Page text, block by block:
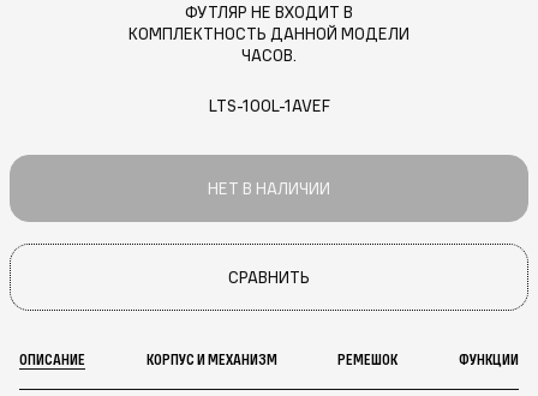
ФУТЛЯР НЕ ВХОДИТ В
КОМПЛЕКТНОСТЬ ДАННОЙ МОДЕЛИ
ЧАСОВ.
LTS-100L-1AVEF
НЕТ В НАЛИЧИИ
СРАВНИТЬ
ОПИСАНИЕ КОРПУС И МЕХАНИЗМ РЕМЕШОК ФУНКЦИИ